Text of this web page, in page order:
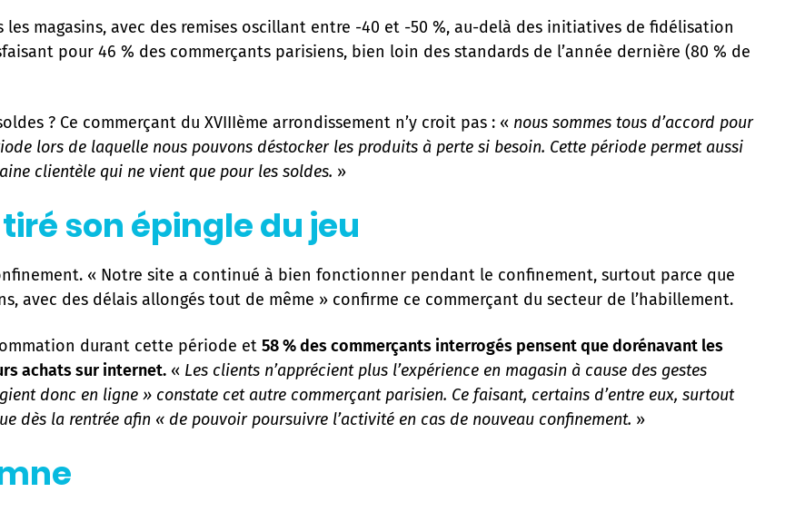
magasins, avec des remises oscillant entre -40 et -50 %, au-delà des initiatives de fidélisation
pour 46 % des commerçants parisiens, bien loin des standards de l’année dernière (80 % de
? Ce commerçant du XVIIIème arrondissement n’y croit pas : « nous sommes tous d’accord pour
lors de laquelle nous pouvons déstocker les produits à perte si besoin. Cette période permet aussi
clientèle qui ne vient que pour les soldes. »
son épingle du jeu
« Notre site a continué à bien fonctionner pendant le confinement, surtout parce que
avec des délais allongés tout de même » confirme ce commerçant du secteur de l’habillement.
durant cette période et 58 % des commerçants interrogés pensent que dorénavant les
achats sur internet. « Les clients n’apprécient plus l’expérience en magasin à cause des gestes
donc en ligne » constate cet autre commerçant parisien. Ce faisant, certains d’entre eux, surtout
dès la rentrée afin « de pouvoir poursuivre l’activité en cas de nouveau confinement. »